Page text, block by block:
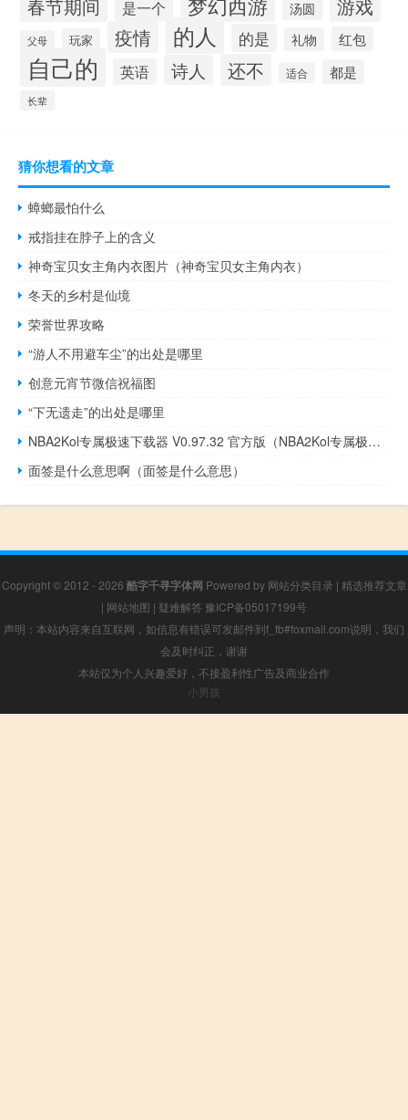
春节期间 是一个 汤圆 游戏
父母 玩家 疫情 的人 的是 礼物 红包
自己的 英语 诗人 还不 适合 都是
长辈
猜你想看的文章
蟑螂最怕什么
戒指挂在脖子上的含义
神奇宝贝女主角内衣图片（神奇宝贝女主角内衣）
冬天的乡村是仙境
荣誉世界攻略
“游人不用避车尘”的出处是哪里
创意元宵节微信祝福图
“下无遗走”的出处是哪里
NBA2Kol专属极速下载器 V0.97.32 官方版（NBA2Kol专属极速下载器 V0.97.32 官方版功能简介）
面签是什么意思啊（面签是什么意思）
Copyright © 2012 - 2026 酷字千寻字体网 Powered by 网站分类目录 | 精选推荐文章
| 网站地图 | 疑难解答 豫ICP备05017199号
声明：本站内容来自互联网，如信息有错误可发邮件到f_fb#foxmail.com说明，我们
会及时纠正，谢谢
本站仅为个人兴趣爱好，不接盈利性广告及商业合作
小男孩